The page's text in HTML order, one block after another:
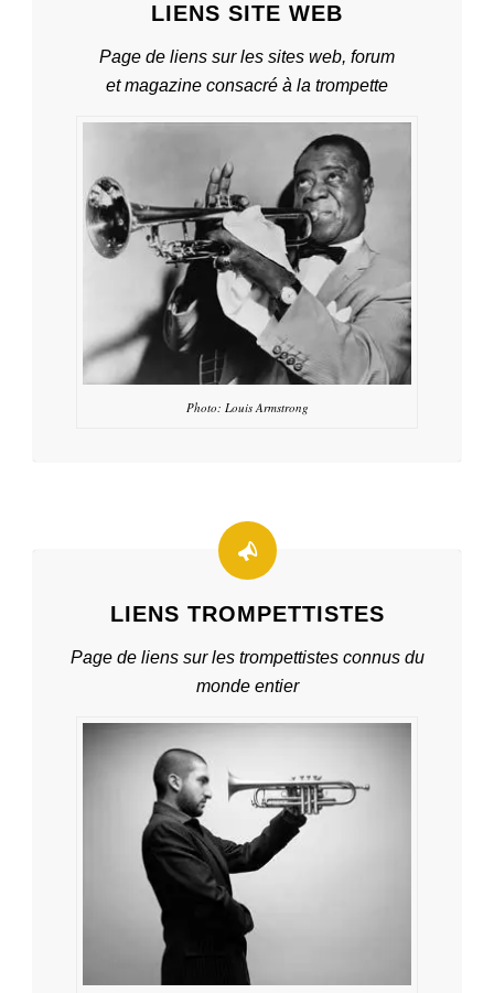
LIENS SITE WEB
Page de liens sur les sites web, forum
et magazine consacré à la trompette
Photo: Louis Armstrong
LIENS TROMPETTISTES
Page de liens sur les trompettistes connus du
monde entier